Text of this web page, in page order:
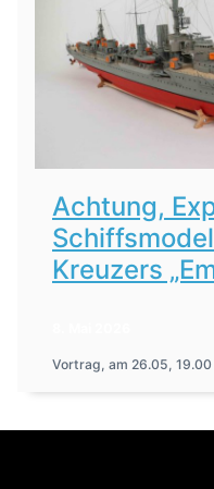
Achtung,
Kreuzers
Vortrag, am 26.05, 19.00